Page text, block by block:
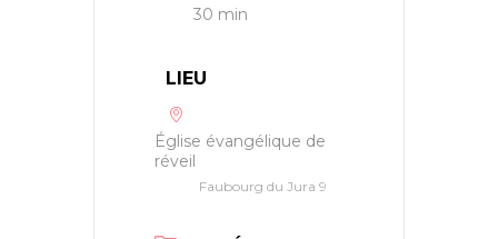
30 min
LIEU
Église évangélique de
réveil
Faubourg du Jura 9